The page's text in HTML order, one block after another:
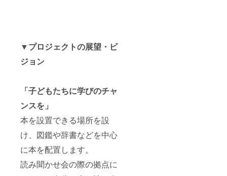
▼プロジェクトの展望・ビ
ジョン
「子どもたちに学びのチャ
ンスを」
本を設置できる場所を設
け、図鑑や辞書などを中心
に本を配置します。
読み聞かせ会の際の拠点に